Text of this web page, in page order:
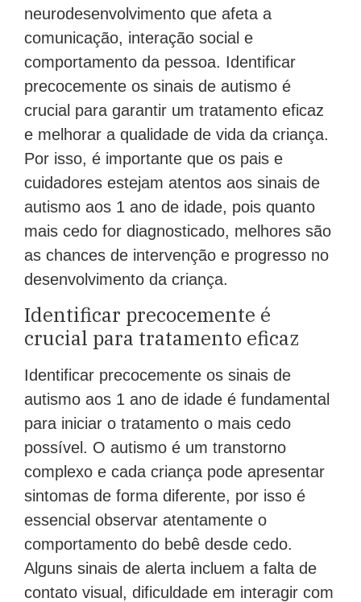
neurodesenvolvimento que afeta a
comunicação, interação social e
comportamento da pessoa. Identificar
precocemente os sinais de autismo é
crucial para garantir um tratamento eficaz
e melhorar a qualidade de vida da criança.
Por isso, é importante que os pais e
cuidadores estejam atentos aos sinais de
autismo aos 1 ano de idade, pois quanto
mais cedo for diagnosticado, melhores são
as chances de intervenção e progresso no
desenvolvimento da criança.
Identificar precocemente é
crucial para tratamento eficaz
Identificar precocemente os sinais de
autismo aos 1 ano de idade é fundamental
para iniciar o tratamento o mais cedo
possível. O autismo é um transtorno
complexo e cada criança pode apresentar
sintomas de forma diferente, por isso é
essencial observar atentamente o
comportamento do bebê desde cedo.
Alguns sinais de alerta incluem a falta de
contato visual, dificuldade em interagir com